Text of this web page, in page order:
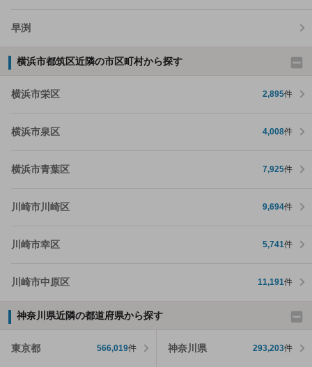
早渕
横浜市都筑区近隣の市区町村から探す
横浜市栄区 2,895件
横浜市泉区 4,008件
横浜市青葉区 7,925件
川崎市川崎区 9,694件
川崎市幸区 5,741件
川崎市中原区 11,191件
神奈川県近隣の都道府県から探す
東京都 566,019件 神奈川県 293,203件